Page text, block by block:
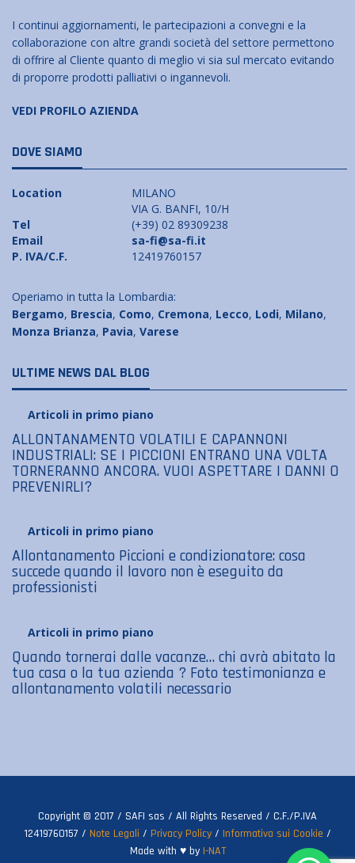
I continui aggiornamenti, le partecipazioni a convegni e la
collaborazione con altre grandi società del settore permettono
di offrire al Cliente quanto di meglio vi sia sul mercato evitando
di proporre prodotti palliativi o ingannevoli.
VEDI PROFILO AZIENDA
DOVE SIAMO
Location
MILANO
VIA G. BANFI, 10/H
Tel
(+39) 02 89309238
Email
sa-fi@sa-fi.it
P. IVA/C.F.
12419760157
Operiamo in tutta la Lombardia:
Bergamo, Brescia, Como, Cremona, Lecco, Lodi, Milano,
Monza Brianza, Pavia, Varese
ULTIME NEWS DAL BLOG
Articoli in primo piano
ALLONTANAMENTO VOLATILI E CAPANNONI
INDUSTRIALI: SE I PICCIONI ENTRANO UNA VOLTA
TORNERANNO ANCORA. VUOI ASPETTARE I DANNI O
PREVENIRLI?
Articoli in primo piano
Allontanamento Piccioni e condizionatore: cosa
succede quando il lavoro non è eseguito da
professionisti
Articoli in primo piano
Quando tornerai dalle vacanze… chi avrà abitato la
tua casa o la tua azienda ? Foto testimonianza e
allontanamento volatili necessario
Copyright © 2017 / SAFI sas / All Rights Reserved / C.F./P.IVA
12419760157 / Note Legali / Privacy Policy/ Informativa sui Cookie /
Made with ♥ by I-NAT